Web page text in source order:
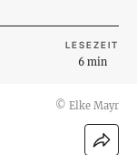
LESEZEIT
6 min
© Elke Mayr